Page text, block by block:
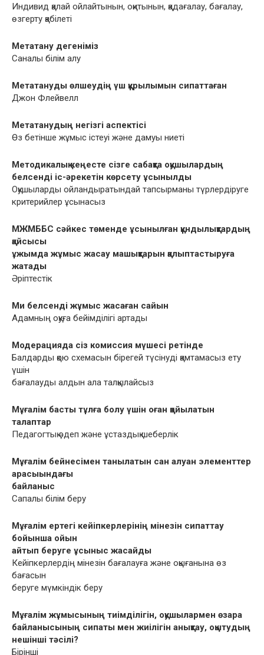
Индивид қалай ойлайтынын, оқитынын, қадағалау, бағалау,
өзгерту қабілеті
Метатану дегеніміз
Саналы білім алу
Метатануды өлшеудің үш құрылымын сипаттаған
Джон Флейвелл
Метатанудың негізгі аспектісі
Өз бетінше жұмыс істеуі жəне дамуы ниеті
Методикалық кеңесте сізге сабақта оқушылардың
белсенді іс-əрекетін көрсету ұсынылды
Оқушыларды ойландыратындай тапсырманы түрлердіруге
критерийлер ұсынасыз
МЖМББС сəйкес төменде ұсынылған құндылықтардың
қайсысы
ұжымда жұмыс жасау машықтарын қалыптастыруға
жатады
Əріптестік
Ми белсенді жұмыс жасаған сайын
Адамның оқуға бейімділігі артады
Модерацияда сіз комиссия мүшесі ретінде
Балдарды қою схемасын бірегей түсінуді қамтамасыз ету
үшін
бағалауды алдын ала талқылайсыз
Мұғалім басты тұлға болу үшін оған қойылатын
талаптар
Педагогтық əдеп жəне ұстаздық шеберлік
Мұғалім бейнесімен танылатын сан алуан элементтер
арасыындағы
байланыс
Сапалы білім беру
Мұғалім ертегі кейіпкерлерінің мінезін сипаттау
бойынша ойын
айтып беруге ұсыныс жасайды
Кейіпкерлердің мінезін бағалауға жəне оқығанына өз
бағасын
беруге мүмкіндік беру
Мұғалім жұмысының тиімділігін, оқушылармен өзара
байланысының сипаты мен жиілігін анықтау, оқытудың
нешінші тəсілі?
Бірінші